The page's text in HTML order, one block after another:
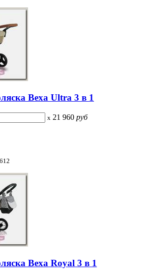
Bexa Ultra 3 в 1
x 21 960 руб
Bexa Royal 3 в 1